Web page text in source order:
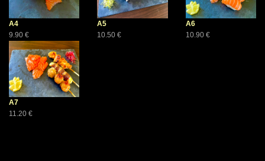
A4
9.90 €
A5
10.50 €
A6
10.90 €
A7
11.20 €